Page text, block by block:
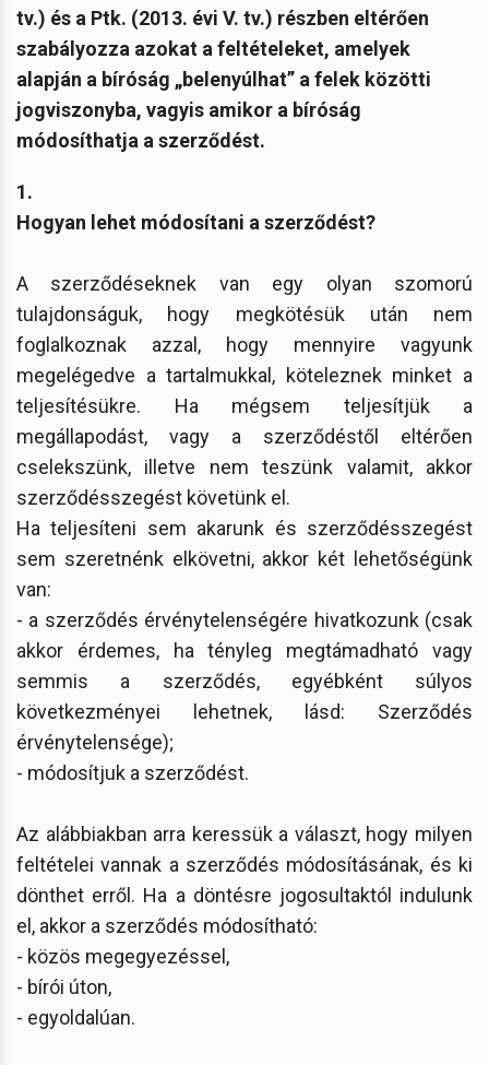
tv.) és a Ptk. (2013. évi V. tv.) részben eltérően
szabályozza azokat a feltételeket, amelyek
alapján a bíróság „belenyúlhat” a felek közötti
jogviszonyba, vagyis amikor a bíróság
módosíthatja a szerződést.
1.
Hogyan lehet módosítani a szerződést?
A szerződéseknek van egy olyan szomorú
tulajdonságuk, hogy megkötésük után nem
foglalkoznak azzal, hogy mennyire vagyunk
megelégedve a tartalmukkal, köteleznek minket a
teljesítésükre. Ha mégsem teljesítjük a
megállapodást, vagy a szerződéstől eltérően
cselekszünk, illetve nem teszünk valamit, akkor
szerződésszegést követünk el.
Ha teljesíteni sem akarunk és szerződésszegést
sem szeretnénk elkövetni, akkor két lehetőségünk
van:
- a szerződés érvénytelenségére hivatkozunk (csak
akkor érdemes, ha tényleg megtámadható vagy
semmis a szerződés, egyébként súlyos
következményei lehetnek, lásd: Szerződés
érvénytelensége);
- módosítjuk a szerződést.
Az alábbiakban arra keressük a választ, hogy milyen
feltételei vannak a szerződés módosításának, és ki
dönthet erről. Ha a döntésre jogosultaktól indulunk
el, akkor a szerződés módosítható:
- közös megegyezéssel,
- bírói úton,
- egyoldalúan.